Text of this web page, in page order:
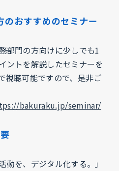
のおすすめのセミナー
部門の方向けに少しでも1
ントを解説したセミナーを
視聴可能ですので、是非ご
bakuraku.jp/seminar/
動を、デジタル化する。」